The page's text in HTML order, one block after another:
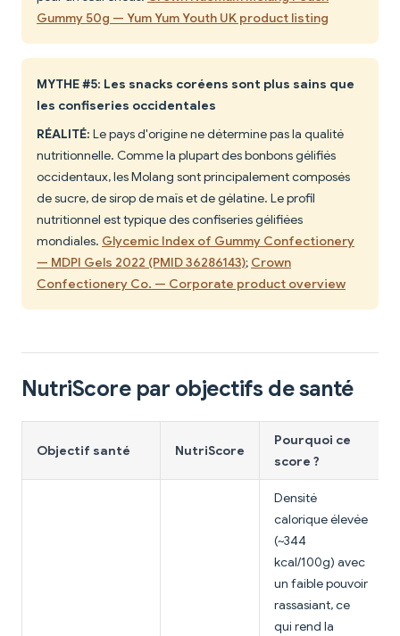
Gummy 50g — Yum Yum Youth UK product listing
MYTHE #5: Les snacks coréens sont plus sains que
les confiseries occidentales
RÉALITÉ: Le pays d'origine ne détermine pas la qualité
nutritionnelle. Comme la plupart des bonbons gélifiés
occidentaux, les Molang sont principalement composés
de sucre, de sirop de maïs et de gélatine. Le profil
nutritionnel est typique des confiseries gélifiées
mondiales. Glycemic Index of Gummy Confectionery
— MDPI Gels 2022 (PMID 36286143); Crown
Confectionery Co. — Corporate product overview
NutriScore par objectifs de santé
Objectif santé NutriScore
Pourquoi ce
score ?
Densité
calorique élevée
(~344
kcal/100g) avec
un faible pouvoir
rassasiant, ce
qui rend la